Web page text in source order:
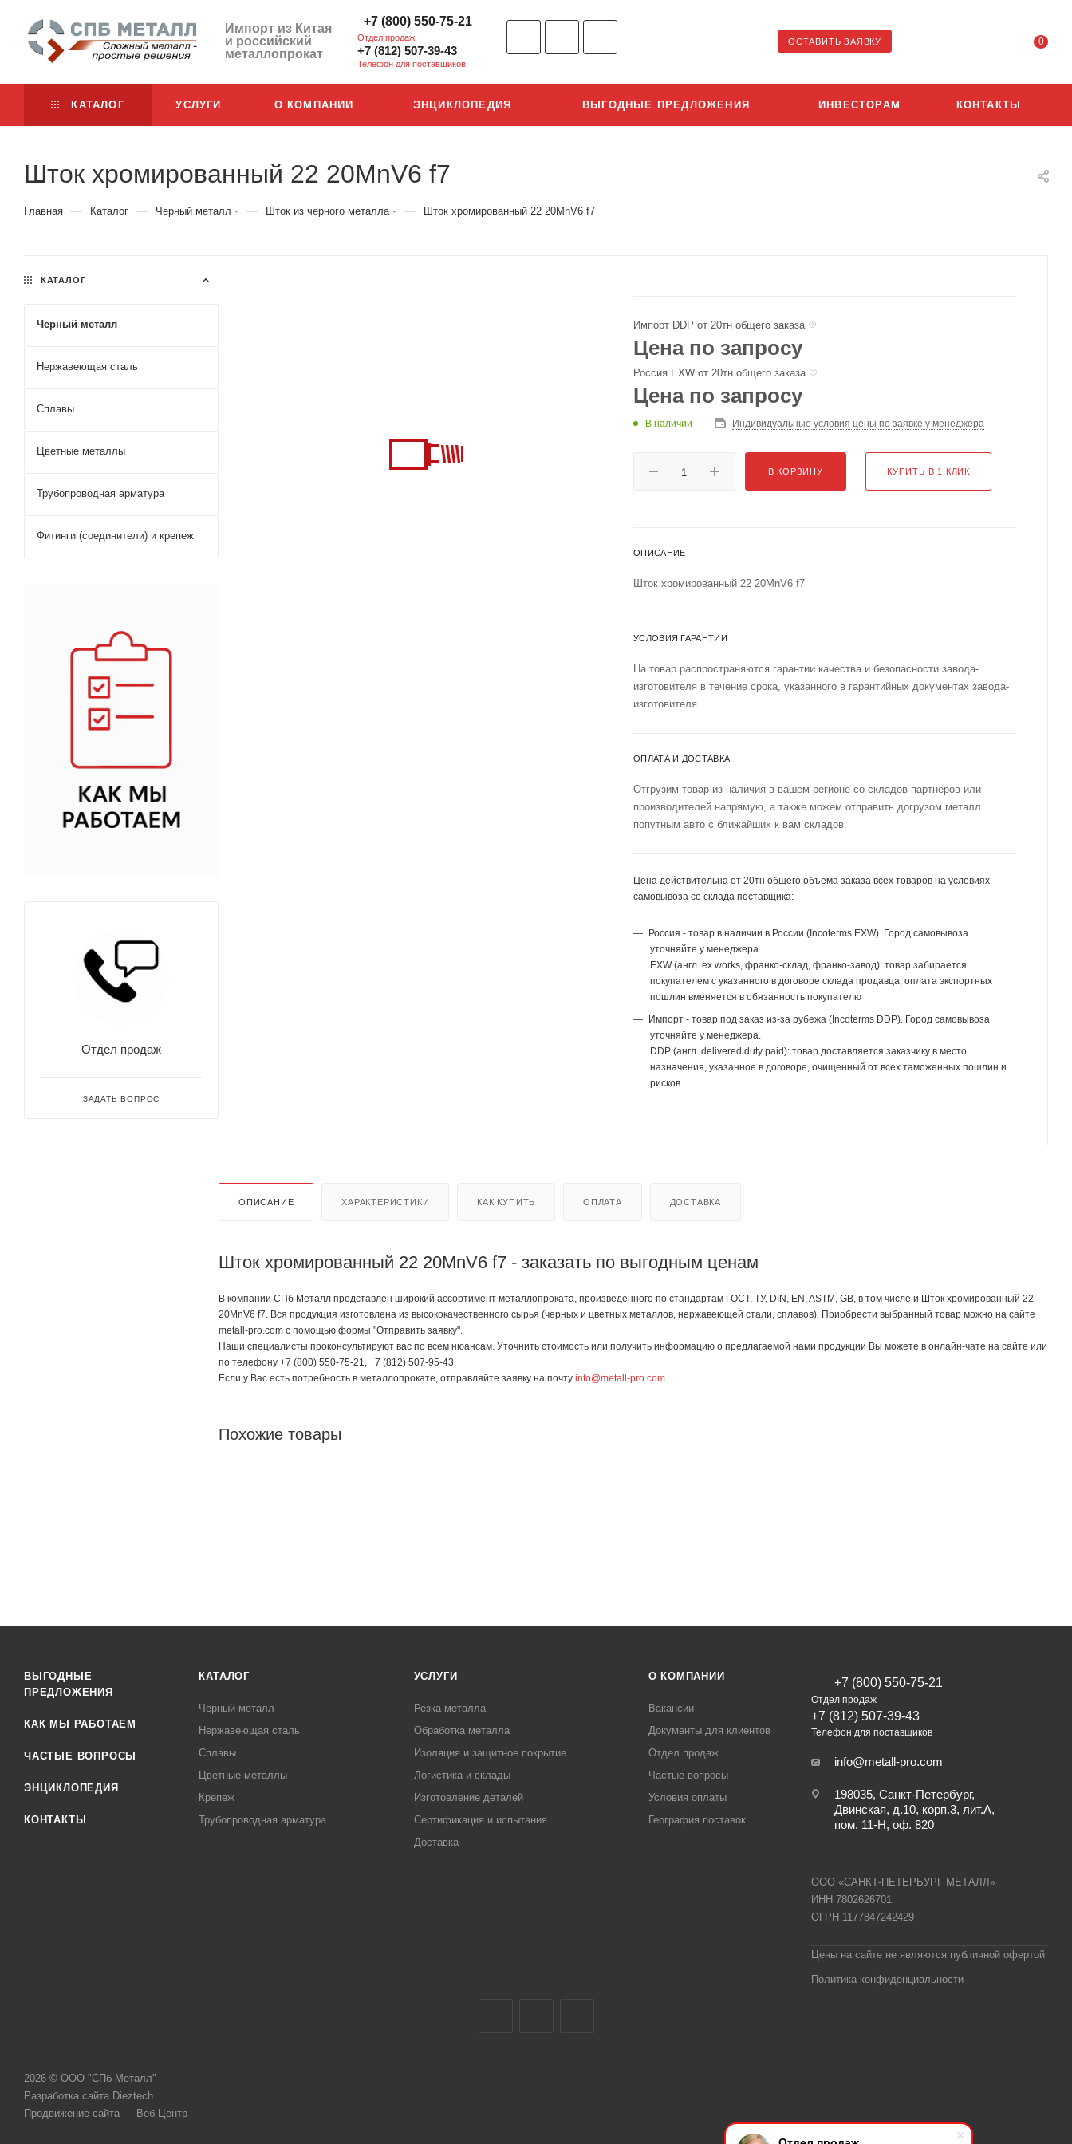
Импорт из Китая
и российский
металлопрокат
+7 (800) 550-75-21
Отдел продаж
+7 (812) 507-39-43
Телефон для поставщиков
ОСТАВИТЬ ЗАЯВКУ 0
КАТАЛОГ УСЛУГИ О КОМПАНИИ ЭНЦИКЛОПЕДИЯ ВЫГОДНЫЕ ПРЕДЛОЖЕНИЯ ИНВЕСТОРАМ КОНТАКТЫ
Шток хромированный 22 20MnV6 f7
Главная — Каталог — Черный металл — Шток из черного металла — Шток хромированный 22 20MnV6 f7
Импорт DDP от 20тн общего заказа
Цена по запросу
Россия EXW от 20тн общего заказа
Цена по запросу
В наличии Индивидуальные условия цены по заявке у менеджера
В КОРЗИНУ КУПИТЬ В 1 КЛИК
ОПИСАНИЕ
Шток хромированный 22 20MnV6 f7
УСЛОВИЯ ГАРАНТИИ
На товар распространяются гарантии качества и безопасности завода-
изготовителя в течение срока, указанного в гарантийных документах завода-
изготовителя.
ОПЛАТА И ДОСТАВКА
Отгрузим товар из наличия в вашем регионе со складов партнеров или
производителей напрямую, а также можем отправить догрузом металл
попутным авто с ближайших к вам складов.
Цена действительна от 20тн общего объема заказа всех товаров на условиях
самовывоза со склада поставщика:
Россия - товар в наличии в России (Incoterms EXW). Город самовывоза
уточняйте у менеджера.
EXW (англ. ex works, франко-склад, франко-завод): товар забирается
покупателем с указанного в договоре склада продавца, оплата экспортных
пошлин вменяется в обязанность покупателю
Импорт - товар под заказ из-за рубежа (Incoterms DDP). Город самовывоза
уточняйте у менеджера.
DDP (англ. delivered duty paid): товар доставляется заказчику в место
назначения, указанное в договоре, очищенный от всех таможенных пошлин и
рисков.
ОПИСАНИЕ ХАРАКТЕРИСТИКИ КАК КУПИТЬ ОПЛАТА ДОСТАВКА
Шток хромированный 22 20MnV6 f7 - заказать по выгодным ценам
В компании СПб Металл представлен широкий ассортимент металлопроката, произведенного по стандартам ГОСТ, ТУ, DIN, EN, ASTM, GB, в том числе и Шток хромированный 22
20MnV6 f7. Вся продукция изготовлена из высококачественного сырья (черных и цветных металлов, нержавеющей стали, сплавов). Приобрести выбранный товар можно на сайте
metall-pro.com с помощью формы "Отправить заявку".
Наши специалисты проконсультируют вас по всем нюансам. Уточнить стоимость или получить информацию о предлагаемой нами продукции Вы можете в онлайн-чате на сайте или
по телефону +7 (800) 550-75-21, +7 (812) 507-95-43.
Если у Вас есть потребность в металлопрокате, отправляйте заявку на почту info@metall-pro.com.
Похожие товары
КАТАЛОГ
Черный металл
Нержавеющая сталь
Сплавы
Цветные металлы
Трубопроводная арматура
Фитинги (соединители) и крепеж
Отдел продаж
ЗАДАТЬ ВОПРОС
ВЫГОДНЫЕ
ПРЕДЛОЖЕНИЯ
КАК МЫ РАБОТАЕМ
ЧАСТЫЕ ВОПРОСЫ
ЭНЦИКЛОПЕДИЯ
КОНТАКТЫ
КАТАЛОГ
Черный металл
Нержавеющая сталь
Сплавы
Цветные металлы
Крепеж
Трубопроводная арматура
УСЛУГИ
Резка металла
Обработка металла
Изоляция и защитное покрытие
Логистика и склады
Изготовление деталей
Сертификация и испытания
Доставка
О КОМПАНИИ
Вакансии
Документы для клиентов
Отдел продаж
Частые вопросы
Условия оплаты
География поставок
+7 (800) 550-75-21
Отдел продаж
+7 (812) 507-39-43
Телефон для поставщиков
info@metall-pro.com
198035, Санкт-Петербург,
Двинская, д.10, корп.3, лит.А,
пом. 11-Н, оф. 820
ООО «САНКТ-ПЕТЕРБУРГ МЕТАЛЛ»
ИНН 7802626701
ОГРН 1177847242429
Цены на сайте не являются публичной офертой
Политика конфиденциальности
2026 © ООО "СПб Металл"
Разработка сайта Dieztech
Продвижение сайта — Веб-Центр